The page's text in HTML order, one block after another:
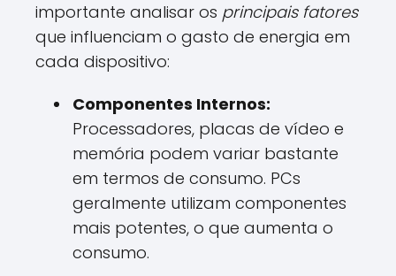
importante analisar os principais fatores
que influenciam o gasto de energia em
cada dispositivo:
Componentes Internos:
Processadores, placas de vídeo e
memória podem variar bastante
em termos de consumo. PCs
geralmente utilizam componentes
mais potentes, o que aumenta o
consumo.